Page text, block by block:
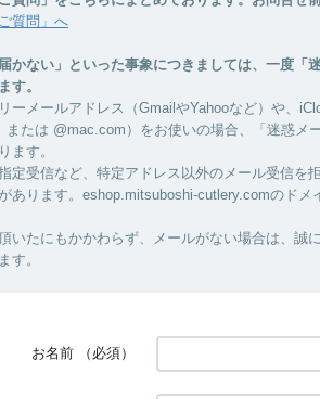
質問」へ
届かない」といった事象につきましては、一度「
す。
ーメールアドレス（GmailやYahooなど）や、
または @mac.com）をお使いの場合、「迷惑メ
ます。
定受信など、特定アドレス以外のメール受信を
あります。eshop.mitsuboshi-cutlery.comのドメ
いたにもかかわらず、メールがない場合は、誠
す。
お名前 （必須）